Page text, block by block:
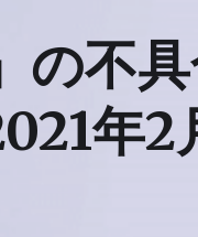
」の
年